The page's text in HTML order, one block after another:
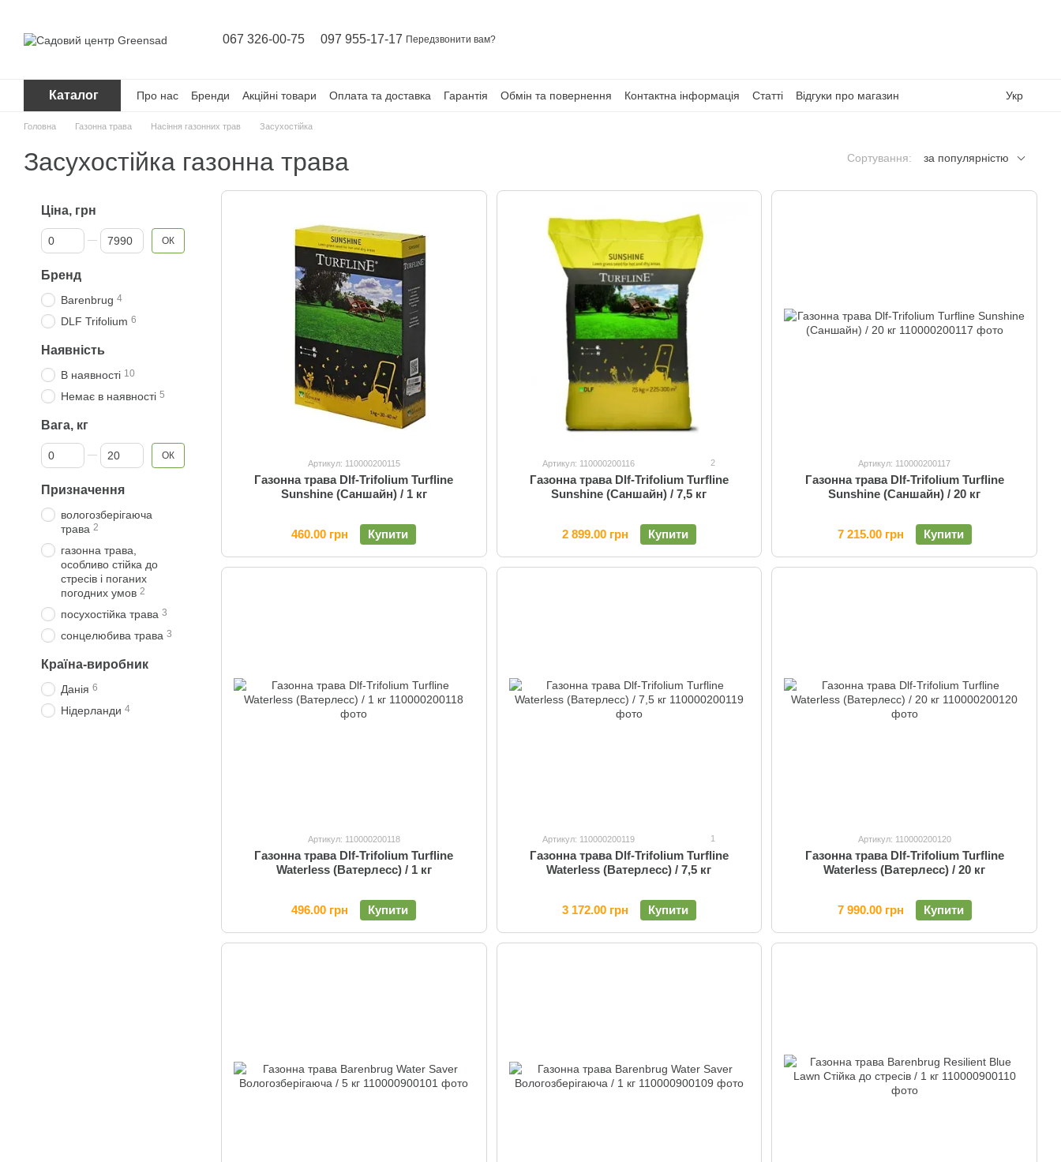
067 326-00-75 097 955-17-17 Передзвонити вам?
Каталог Про нас Бренди Акційні товари Оплата та доставка Гарантія Обмін та повернення Контактна інформація Статті Відгуки про магазин Укр
Головна Газонна трава Насіння газонних трав Засухостійка
Засухостійка газонна трава Сортування: за популярністю
Артикул: 110000200115
Газонна трава Dlf-Trifolium Turfline
Sunshine (Саншайн) / 1 кг
460.00 грн Купити
Артикул: 110000200116 2
Газонна трава Dlf-Trifolium Turfline
Sunshine (Саншайн) / 7,5 кг
2 899.00 грн Купити
Артикул: 110000200117
Газонна трава Dlf-Trifolium Turfline
Sunshine (Саншайн) / 20 кг
7 215.00 грн Купити
Артикул: 110000200118
Газонна трава Dlf-Trifolium Turfline
Waterless (Ватерлесс) / 1 кг
496.00 грн Купити
Артикул: 110000200119 1
Газонна трава Dlf-Trifolium Turfline
Waterless (Ватерлесс) / 7,5 кг
3 172.00 грн Купити
Артикул: 110000200120
Газонна трава Dlf-Trifolium Turfline
Waterless (Ватерлесс) / 20 кг
7 990.00 грн Купити
Ціна, грн
Від Ціна, грн
До Ціна, грн ОК
Бренд
Barenbrug 4
DLF Trifolium 6
Наявність
В наявності 10
Немає в наявності 5
Вага, кг
Від Вага, кг
До Вага, кг ОК
Призначення
вологозберігаюча
трава 2
газонна трава,
особливо стійка до
стресів і поганих
погодних умов 2
посухостійка трава 3
сонцелюбива трава 3
Країна-виробник
Данія 6
Нідерланди 4